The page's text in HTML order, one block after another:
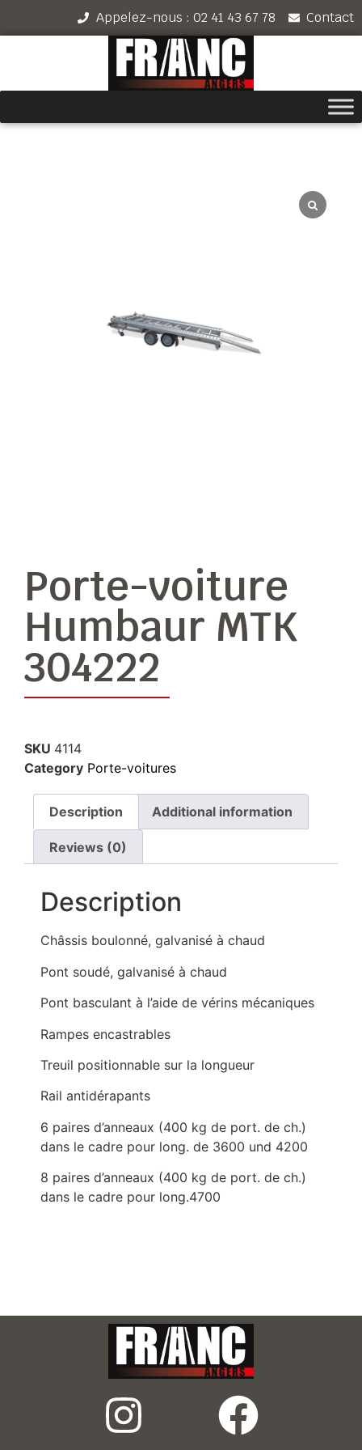
Appelez-nous : 02 41 43 67 78 Contact
Porte-voiture
Humbaur MTK
304222
SKU 4114
Category Porte-voitures
Description Additional information
Reviews (0)
Description
Châssis boulonné, galvanisé à chaud
Pont soudé, galvanisé à chaud
Pont basculant à l’aide de vérins mécaniques
Rampes encastrables
Treuil positionnable sur la longueur
Rail antidérapants
6 paires d’anneaux (400 kg de port. de ch.)
dans le cadre pour long. de 3600 und 4200
8 paires d’anneaux (400 kg de port. de ch.)
dans le cadre pour long.4700